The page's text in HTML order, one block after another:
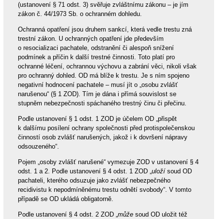
(ustanovení § 71 odst. 3) svěřuje zvláštnímu zákonu – je jím
zákon č. 44/1973 Sb. o ochranném dohledu.
Ochranná opatření jsou druhem sankcí, která vedle trestu zná
trestní zákon. U ochranných opatření jde především
o resocializaci pachatele, odstranění či alespoň snížení
podmínek a příčin k další trestné činnosti. Toto platí pro
ochranné léčení, ochrannou výchovu a zabrání věci, nikoli však
pro ochranný dohled. OD má blíže k trestu. Je s ním spojeno
negativní hodnocení pachatele – musí jít o „osobu zvlášť
narušenou“ (§ 1 ZOD). Tím je dána i přímá souvislost se
stupněm nebezpečnosti spáchaného trestný činu či přečinu.
Podle ustanovení § 1 odst. 1 ZOD je účelem OD „přispět
k dalšímu posílení ochrany společnosti před protispolečenskou
činností osob zvlášť narušených, jakož i k dovršení nápravy
odsouzeného“.
Pojem „osoby zvlášť narušené“ vymezuje ZOD v ustanovení § 4
odst. 1 a 2. Podle ustanovení § 4 odst. 1 ZOD „ uložísoud OD
pachateli, kterého odsuzuje jako zvlášť nebezpečného
recidivistu k nepodmíněnému trestu odnětí svobody“. V tomto
případě se OD ukládá obligatorně.
Podle ustanovení § 4 odst. 2 ZOD „ můžesoud OD uložit též